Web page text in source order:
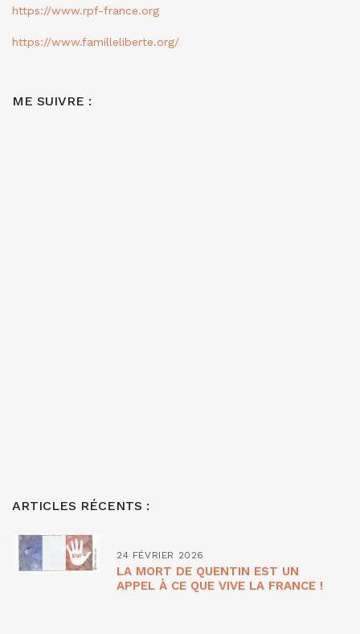
https://www.rpf-france.org
https://www.familleliberte.org/
ME SUIVRE :
ARTICLES RÉCENTS :
24 FÉVRIER 2026
LA MORT DE QUENTIN EST UN
APPEL À CE QUE VIVE LA FRANCE !